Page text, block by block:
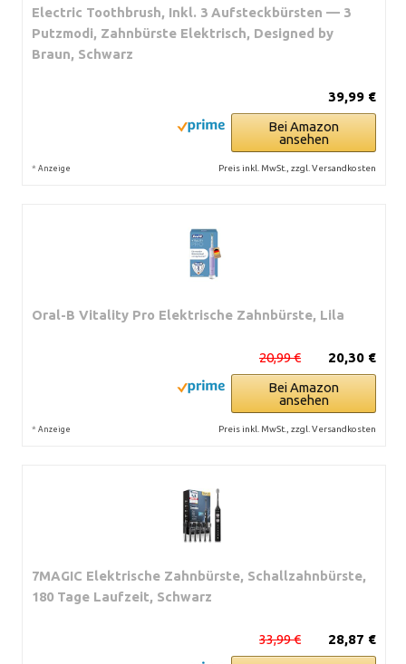
Electric Toothbrush, Inkl. 3 Aufsteckbürsten — 3
Putzmodi, Zahnbürste Elektrisch, Designed by
Braun, Schwarz
39,99 €
Bei Amazon
ansehen
* Anzeige Preis inkl. MwSt., zzgl. Versandkosten
Oral-B Vitality Pro Elektrische Zahnbürste, Lila
20,30 €
20,99 €
Bei Amazon
ansehen
* Anzeige Preis inkl. MwSt., zzgl. Versandkosten
7MAGIC Elektrische Zahnbürste, Schallzahnbürste,
180 Tage Laufzeit, Schwarz
28,87 €
33,99 €